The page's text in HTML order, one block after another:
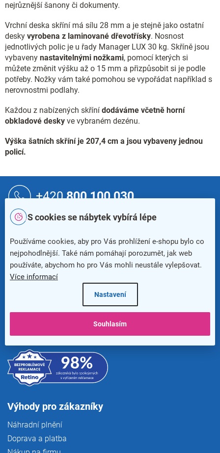
S cookies se nábytek vybírá lépe
Používáme cookies, aby pro Vás prohlížení e-shopu bylo co
nejpohodlnější. Také nám pomáhají porozumět, jak web
používáte, abychom ho pro Vás mohli neustále vylepšovat.
Více informací
Nastavení
Souhlasím
nejrůznější šanony či dokumenty.
Vrchní deska skříní má sílu 28 mm a je stejně jako ostatní
desky vyrobena z laminované dřevotřísky. Nosnost
jednotlivých polic je u řady Manager LUX 30 kg. Skříně jsou
vybaveny nastavitelnými nožkami, pomocí kterých si
můžete změnit výšku až o 15 mm a přizpůsobit si je podle
potřeby. Nožky vám také pomohou se vypořádat například s
nerovnostmi podlahy.
Každou z nabízených skříní dodáváme včetně horní
obkladové desky ve vybraném dezénu.
Výška šatních skříní je 207,4 cm a jsou vybaveny jednou
policí.
+420800 100 030
Newsletter
Výhody pro zákazníky
Náhradní plnění
Doprava a platba